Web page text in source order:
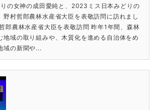
の女神の成田愛純と、2023ミス日本みどりの
野村哲郎農林水産省大臣を表敬訪問に訪れまし
郎農林水産省大臣を表敬訪問 昨年1年間、森林
地域の取り組みや、木質化を進める自治体をめ
域の新聞や...